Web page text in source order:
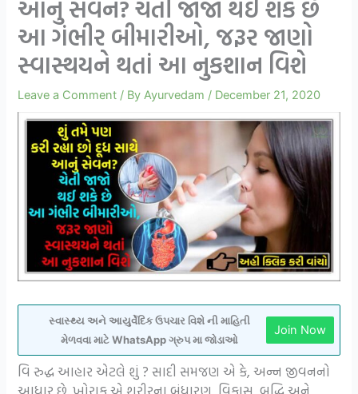
આનું સેવન? ચેતી જાજો થઈ શકે છે
આ ગંભીર બીમારીઓ, જરૂર જાણો
સ્વાસ્થયને થતાં આ નુકશાન વિશે
Leave a Comment / ByAyurvedam / December 21, 2020
સ્વાસ્થ્ય અને આયુર્વેદિક ઉપચાર વિશે ની માહિતી
મેળવવા માટે WhatsApp ગ્રુપ મા જોડાઓ
Join Now
વિ રુદ્ધ આહાર એટલે શું ? સાદી સમજણ એ કે, અન્ન જીવનનો